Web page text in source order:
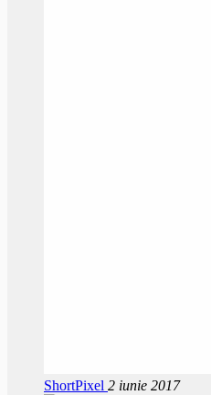
ShortPixel 2 iunie 2017